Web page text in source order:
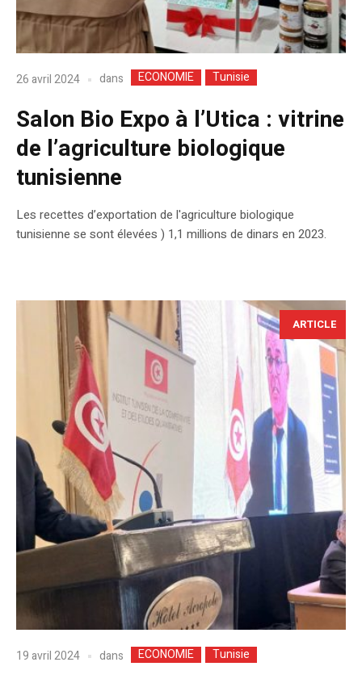
26 avril 2024 dans ECONOMIE Tunisie
Salon Bio Expo à l’Utica : vitrine
de l’agriculture biologique
tunisienne
Les recettes d’exportation de l'agriculture biologique
tunisienne se sont élevées ) 1,1 millions de dinars en 2023.
ARTICLE
19 avril 2024 dans ECONOMIE Tunisie